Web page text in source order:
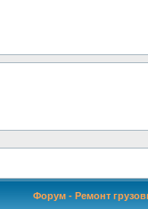
Форум - Ремонт